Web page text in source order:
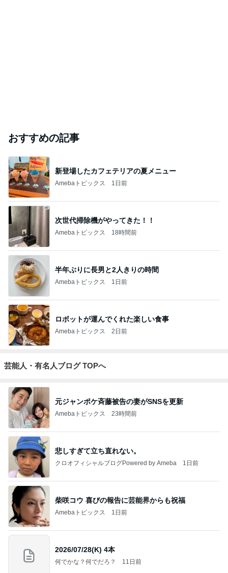
おすすめの記事
新登場したカフェテリアの夏メニュー
Amebaトピックス 1日前
次世代掃除機がやってきた！！
Amebaトピックス 18時間前
半年ぶりに長男と2人きりの時間
Amebaトピックス 1日前
ロボットが運んでくれた楽しい食事
Amebaトピックス 2日前
芸能人・有名人ブログ TOPへ
元ジャンポケ斉藤被告の妻がSNSを更新
Amebaトピックス 23時間前
悲しすぎて立ち直れない。
クロオフィシャルブログPowered by Ameba 1日前
柴咲コウ 喜びの報告に芸能界からも祝福
Amebaトピックス 1日前
2026/07/28(K) 4本
何でかな？何でだろ？ 11日前